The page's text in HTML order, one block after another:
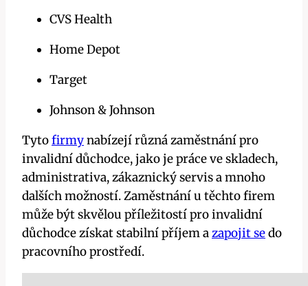
CVS Health
Home Depot
Target
Johnson & Johnson
Tytofirmynabízejí různá zaměstnání pro
invalidní důchodce, jako je práce ve skladech,
administrativa, zákaznický servis a mnoho
dalších možností. Zaměstnání u těchto firem
může být skvělou příležitostí pro invalidní
důchodce získat stabilní příjem azapojit sedo
pracovního prostředí.